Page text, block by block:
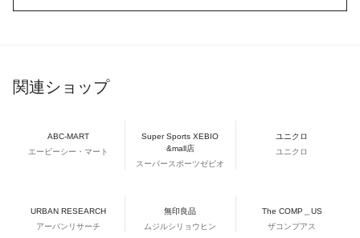
関連ショップ
ABC-MART
エービーシー・マート
Super Sports XEBIO
&mall店
スーパースポーツゼビオ
ユニクロ
ユニクロ
URBAN RESEARCH
アーバンリサーチ
無印良品
ムジルシリョウヒン
The COMP＿US
ザコンプアス